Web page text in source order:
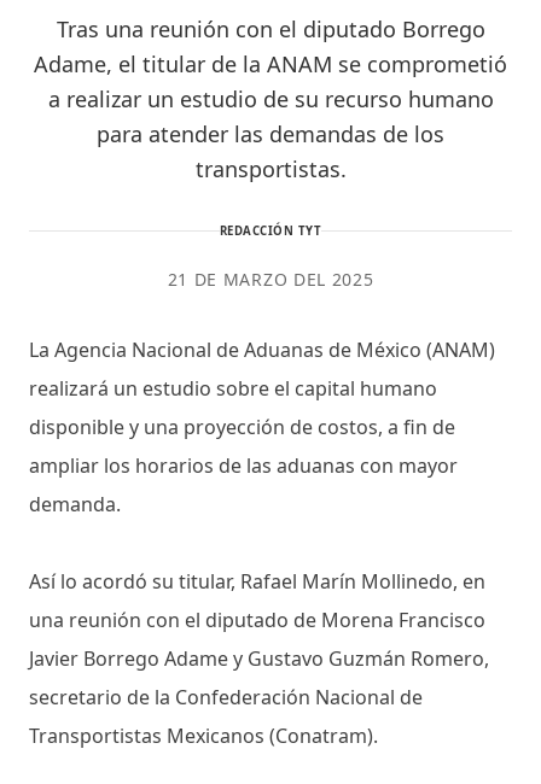
Tras una reunión con el diputado Borrego
Adame, el titular de la ANAM se comprometió
a realizar un estudio de su recurso humano
para atender las demandas de los
transportistas.
REDACCIÓN TYT
21 DE MARZO DEL 2025
La Agencia Nacional de Aduanas de México (ANAM)
realizará un estudio sobre el capital humano
disponible y una proyección de costos, a fin de
ampliar los horarios de las aduanas con mayor
demanda.
Así lo acordó su titular, Rafael Marín Mollinedo, en
una reunión con el diputado de Morena Francisco
Javier Borrego Adame y Gustavo Guzmán Romero,
secretario de la Confederación Nacional de
Transportistas Mexicanos (Conatram).